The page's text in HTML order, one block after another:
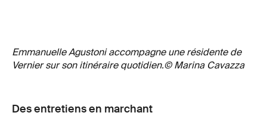
Emmanuelle Agustoni accompagne une résidente de
Vernier sur son itinéraire quotidien.© Marina Cavazza
Des entretiens en marchant